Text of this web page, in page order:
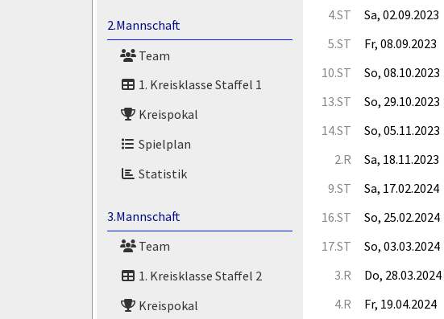
2.Mannschaft
Team
1. Kreisklasse Staffel 1
Kreispokal
Spielplan
Statistik
3.Mannschaft
Team
1. Kreisklasse Staffel 2
Kreispokal
4.ST Sa, 02.09.2023
5.ST Fr, 08.09.2023
10.ST So, 08.10.2023
13.ST So, 29.10.2023
14.ST So, 05.11.2023
2.R Sa, 18.11.2023
9.ST Sa, 17.02.2024
16.ST So, 25.02.2024
17.ST So, 03.03.2024
3.R Do, 28.03.2024
4.R Fr, 19.04.2024